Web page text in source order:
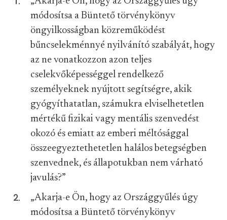
módosítsa a Büntető törvénykönyv
öngyilkosságban közreműködést
bűncselekménnyé nyilvánító szabályát, hogy
az ne vonatkozzon azon teljes
cselekvőképességgel rendelkező
személyeknek nyújtott segítségre, akik
gyógyíthatatlan, számukra elviselhetetlen
mértékű fizikai vagy mentális szenvedést
okozó és emiatt az emberi méltósággal
összeegyeztethetetlen halálos betegségben
szenvednek, és állapotukban nem várható
javulás?”
„Akarja-e Ön, hogy az Országgyűlés úgy
módosítsa a Büntető törvénykönyv